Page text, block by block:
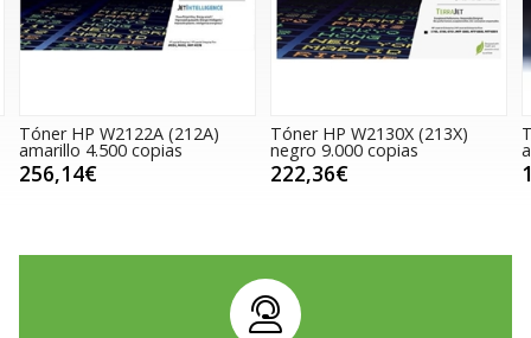
(212A) Tóner HP W2130X (213X)
negro 9.000 copias
Tóner HP W2132A
amarillo 3.000